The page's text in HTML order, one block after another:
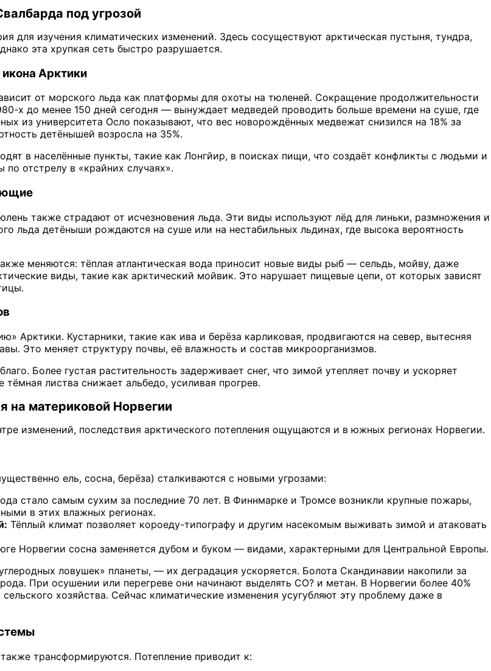
под угрозой
для изучения климатических изменений. Здесь сосуществуют арктическая пустыня, тундра,
эта хрупкая сеть быстро разрушается.
Арктики
от морского льда как платформы для охоты на тюленей. Сокращение продолжительности
х до менее 150 дней сегодня — вынуждает медведей проводить больше времени на суше, где
из университета Осло показывают, что вес новорождённых медвежат снизился на 18% за
детёнышей возросла на 35%.
в населённые пункты, такие как Лонгйир, в поисках пищи, что создаёт конфликты с людьми и
отстрелу в «крайних случаях».
также страдают от исчезновения льда. Эти виды используют лёд для линьки, размножения и
льда детёныши рождаются на суше или на нестабильных льдинах, где высока вероятность
меняются: тёплая атлантическая вода приносит новые виды рыб — сельдь, мойву, даже
виды, такие как арктический мойвик. Это нарушает пищевые цепи, от которых зависят
Арктики. Кустарники, такие как ива и берёза карликовая, продвигаются на север, вытесняя
Это меняет структуру почвы, её влажность и состав микроорганизмов.
Более густая растительность задерживает снег, что зимой утепляет почву и ускоряет
листва снижает альбедо, усиливая прогрев.
на материковой Норвегии
изменений, последствия арктического потепления ощущаются и в южных регионах Норвегии.
ель, сосна, берёза) сталкиваются с новыми угрозами:
стало самым сухим за последние 70 лет. В Финнмарке и Тромсе возникли крупные пожары,
в этих влажных регионах.
Тёплый климат позволяет короеду-типографу и другим насекомым выживать зимой и атаковать
Норвегии сосна заменяется дубом и буком — видами, характерными для Центральной Европы.
ловушек» планеты, — их деградация ускоряется. Болота Скандинавии накопили за
При осушении или перегреве они начинают выделять CO? и метан. В Норвегии более 40%
хозяйства. Сейчас климатические изменения усугубляют эту проблему даже в
трансформируются. Потепление приводит к: